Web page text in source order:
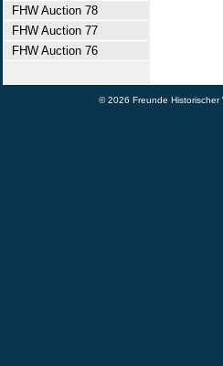
FHW Auction 78
FHW Auction 77
FHW Auction 76
© 2026 Freunde Historischer